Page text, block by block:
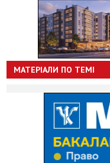
МАТЕРІАЛИ ПО ТЕМІ